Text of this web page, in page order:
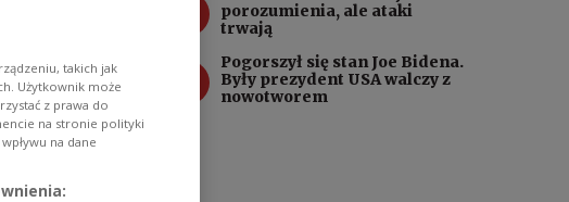
w
MSZ
na
porozumienia, ale ataki
trwają
Pogorszył się stan Joe Bidena.
Były prezydent USA walczy z
nowotworem
takich jak
Użytkownik może
z prawa do
na stronie polityki
na dane